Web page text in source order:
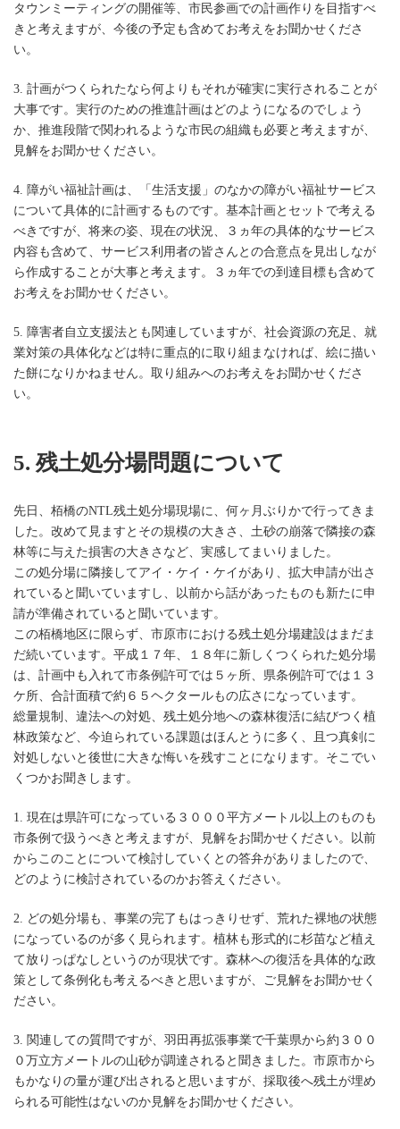
タウンミーティングの開催等、市民参画での計画作りを目指すべ
きと考えますが、今後の予定も含めてお考えをお聞かせくださ
い。
3. 計画がつくられたなら何よりもそれが確実に実行されることが
大事です。実行のための推進計画はどのようになるのでしょう
か、推進段階で関われるような市民の組織も必要と考えますが、
見解をお聞かせください。
4. 障がい福祉計画は、「生活支援」のなかの障がい福祉サービス
について具体的に計画するものです。基本計画とセットで考える
べきですが、将来の姿、現在の状況、３ヵ年の具体的なサービス
内容も含めて、サービス利用者の皆さんとの合意点を見出しなが
ら作成することが大事と考えます。３ヵ年での到達目標も含めて
お考えをお聞かせください。
5. 障害者自立支援法とも関連していますが、社会資源の充足、就
業対策の具体化などは特に重点的に取り組まなければ、絵に描い
た餅になりかねません。取り組みへのお考えをお聞かせくださ
い。
5. 残土処分場問題について
先日、栢橋のNTL残土処分場現場に、何ヶ月ぶりかで行ってきま
した。改めて見ますとその規模の大きさ、土砂の崩落で隣接の森
林等に与えた損害の大きさなど、実感してまいりました。
この処分場に隣接してアイ・ケイ・ケイがあり、拡大申請が出さ
れていると聞いていますし、以前から話があったものも新たに申
請が準備されていると聞いています。
この栢橋地区に限らず、市原市における残土処分場建設はまだま
だ続いています。平成１７年、１８年に新しくつくられた処分場
は、計画中も入れて市条例許可では５ヶ所、県条例許可では１３
ケ所、合計面積で約６５ヘクタールもの広さになっています。
総量規制、違法への対処、残土処分地への森林復活に結びつく植
林政策など、今迫られている課題はほんとうに多く、且つ真剣に
対処しないと後世に大きな悔いを残すことになります。そこでい
くつかお聞きします。
1. 現在は県許可になっている３０００平方メートル以上のものも
市条例で扱うべきと考えますが、見解をお聞かせください。以前
からこのことについて検討していくとの答弁がありましたので、
どのように検討されているのかお答えください。
2. どの処分場も、事業の完了もはっきりせず、荒れた裸地の状態
になっているのが多く見られます。植林も形式的に杉苗など植え
て放りっぱなしというのが現状です。森林への復活を具体的な政
策として条例化も考えるべきと思いますが、ご見解をお聞かせく
ださい。
3. 関連しての質問ですが、羽田再拡張事業で千葉県から約３００
０万立方メートルの山砂が調達されると聞きました。市原市から
もかなりの量が運び出されると思いますが、採取後へ残土が埋め
られる可能性はないのか見解をお聞かせください。